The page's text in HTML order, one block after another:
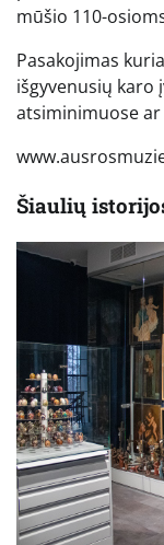
mūšio 110-
Pasakojimas
išgyvenusių karo
atsiminimuose
Šiaulių